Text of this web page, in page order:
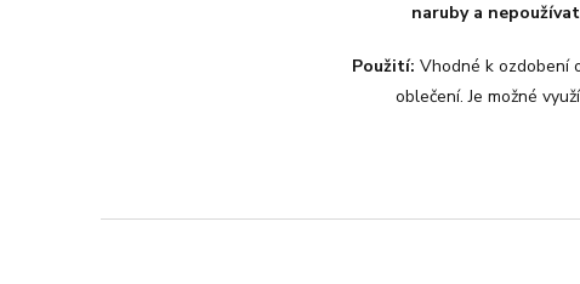
naruby a
Použití: Vhodné k ozdobení
oblečení. Je možné